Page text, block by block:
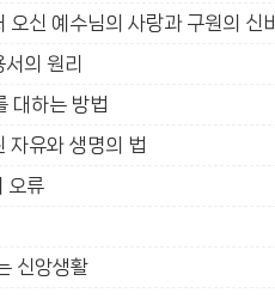
신 예수님의 사랑과 구원의 신비
의 원리
대하는 방법
자유와 생명의 법
오류
신앙생활